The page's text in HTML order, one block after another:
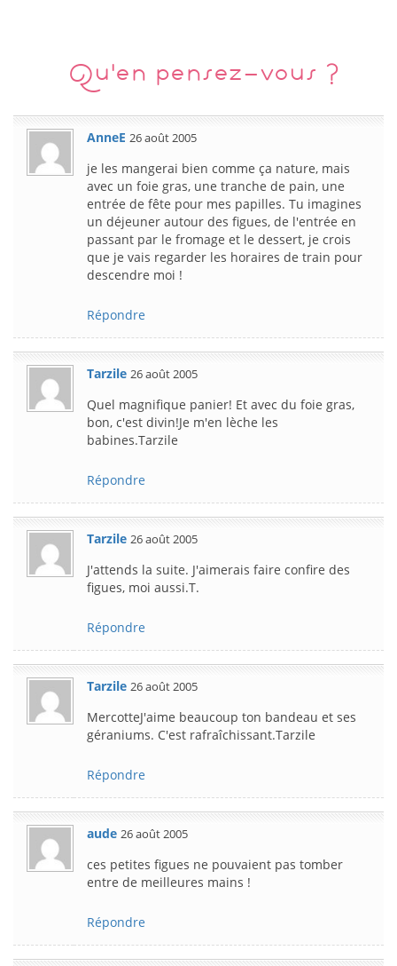
Qu'en pensez-vous ?
AnneE 26 août 2005
je les mangerai bien comme ça nature, mais
avec un foie gras, une tranche de pain, une
entrée de fête pour mes papilles. Tu imagines
un déjeuner autour des figues, de l'entrée en
passant par le fromage et le dessert, je crois
que je vais regarder les horaires de train pour
descendre moi !
Répondre
Tarzile 26 août 2005
Quel magnifique panier! Et avec du foie gras,
bon, c'est divin!Je m'en lèche les
babines.Tarzile
Répondre
Tarzile 26 août 2005
J'attends la suite. J'aimerais faire confire des
figues, moi aussi.T.
Répondre
Tarzile 26 août 2005
MercotteJ'aime beaucoup ton bandeau et ses
géraniums. C'est rafraîchissant.Tarzile
Répondre
aude 26 août 2005
ces petites figues ne pouvaient pas tomber
entre de meilleures mains !
Répondre